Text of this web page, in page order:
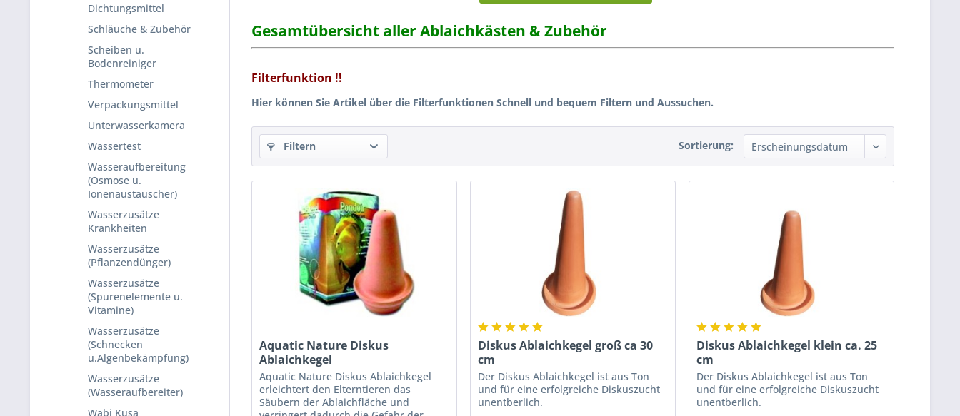
Dichtungsmittel
Schläuche & Zubehör
Scheiben u.
Bodenreiniger
Thermometer
Verpackungsmittel
Unterwasserkamera
Wassertest
Wasseraufbereitung
(Osmose u.
Ionenaustauscher)
Wasserzusätze
Krankheiten
Wasserzusätze
(Pflanzendünger)
Wasserzusätze
(Spurenelemente u.
Vitamine)
Wasserzusätze
(Schnecken
u.Algenbekämpfung)
Wasserzusätze
(Wasseraufbereiter)
Wabi Kusa
Gesamtübersicht aller Ablaichkästen & Zubehör
Filterfunktion !!
Hier können Sie Artikel über die Filterfunktionen Schnell und bequem Filtern und Aussuchen.
Filtern Sortierung:
Aquatic Nature Diskus
Ablaichkegel
Aquatic Nature Diskus Ablaichkegel
erleichtert den Elterntieren das
Säubern der Ablaichfläche und
Diskus Ablaichkegel groß ca 30
cm
Der Diskus Ablaichkegel ist aus Ton
und für eine erfolgreiche Diskuszucht
unentberlich.
Diskus Ablaichkegel klein ca. 25
cm
Der Diskus Ablaichkegel ist aus Ton
und für eine erfolgreiche Diskuszucht
unentberlich.